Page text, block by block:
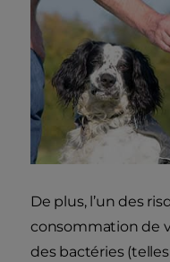
De plus, l’un des
consommation de
des bactéries